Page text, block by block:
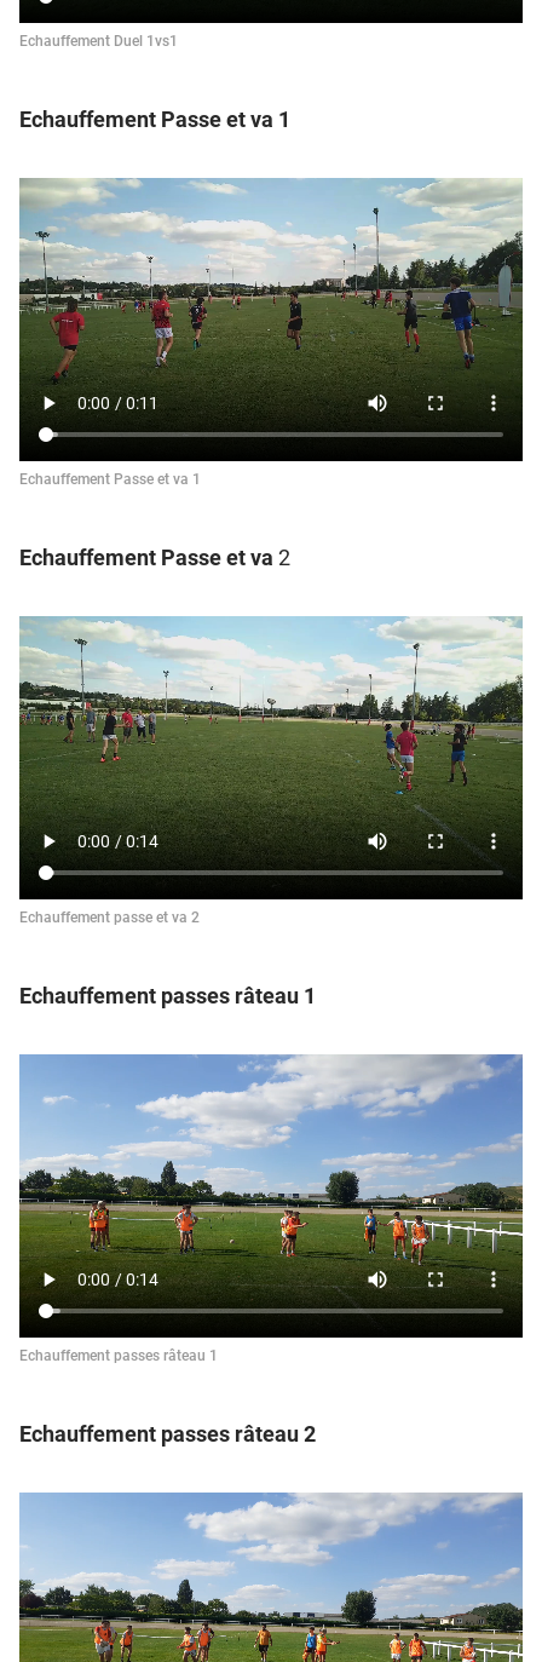
Echauffement Duel 1vs1
Echauffement Passe et va 1
Echauffement Passe et va 1
Echauffement Passe et va 2
Echauffement passe et va 2
Echauffement passes râteau 1
Echauffement passes râteau 1
Echauffement passes râteau 2